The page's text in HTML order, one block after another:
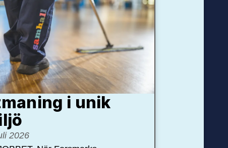
i unik
2026